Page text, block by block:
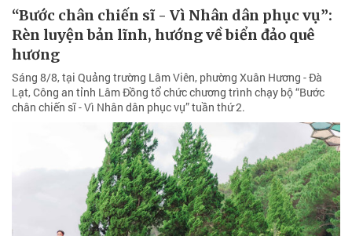
“Bước chân chiến sĩ - Vì Nhân dân phục vụ”:
Rèn luyện bản lĩnh, hướng về biển đảo quê
hương
Sáng 8/8, tại Quảng trường Lâm Viên, phường Xuân Hương - Đà
Lạt, Công an tỉnh Lâm Đồng tổ chức chương trình chạy bộ “Bước
chân chiến sĩ - Vì Nhân dân phục vụ” tuần thứ 2.